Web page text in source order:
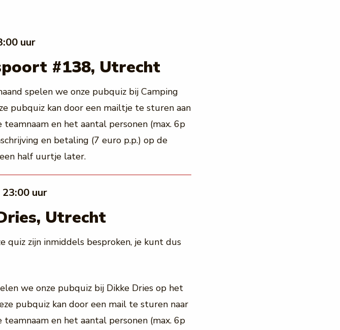
uur
#138, Utrecht
spelen we onze pubquiz bij Camping
pubquiz kan door een mailtje te sturen aan
en het aantal personen (max. 6p
en betaling (7 euro p.p.) op de
half uurtje later.
23:00 uur
Utrecht
quiz zijn inmiddels besproken, je kunt dus
we onze pubquiz bij Dikke Dries op het
pubquiz kan door een mail te sturen naar
en het aantal personen (max. 6p